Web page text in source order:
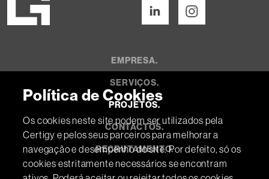
EMPRESA.
SERVIÇOS.
PROJETOS.
CONTACTOS.
RECRUTAMENTO.
Política de Cookies
Os cookies neste site podem ser utilizados pela
Certigy e pelos seus parceiros para melhorar a
navegação e desempenho do site. Por defeito, só os
cookies estritamente necessários se encontram